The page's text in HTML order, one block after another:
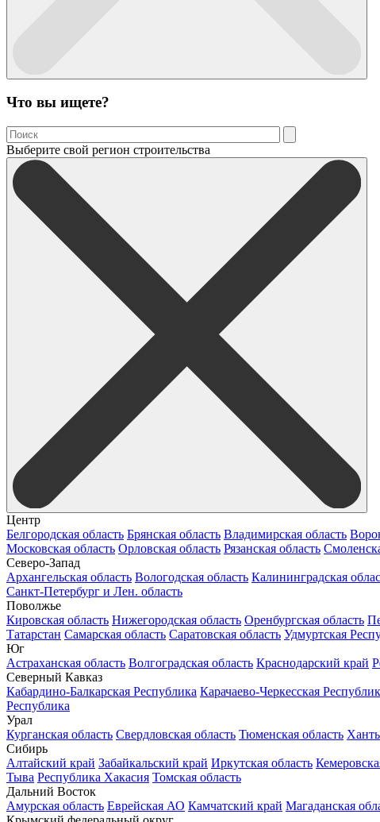
Что вы ищете?
Выберите свой регион строительства
Центр
Белгородская область Брянская область Владимирская область
Московская область Орловская область Рязанская область
Северо-Запад
Архангельская область Вологодская область Калининградская
Санкт-Петербург и Лен. область
Поволжье
Кировская область Нижегородская область Оренбургская область
Татарстан Самарская область Саратовская область Удмуртская
Юг
Астраханская область Волгоградская область Краснодарский край
Северный Кавказ
Кабардино-Балкарская Республика Карачаево-Черкесская
Республика
Урал
Курганская область Свердловская область Тюменская область
Сибирь
Алтайский край Забайкальский край Иркутская область
Тыва Республика Хакасия Томская область
Дальний Восток
Амурская область Еврейская АО Камчатский край Магаданская